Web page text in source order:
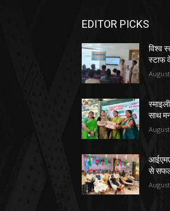
EDITOR PICKS
विश्व
स्टाफ
साथ
से सफल